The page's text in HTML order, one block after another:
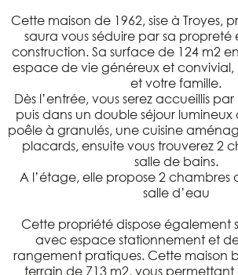
Cette maison de 1962, sise à Troyes,
saura vous séduire par sa propreté
construction. Sa surface de 124 m2
espace de vie généreux et
et votre famille.
Dès l’entrée, vous serez accueillis
puis dans un double séjour
poêle à granulés, une cuisine
placards, ensuite vous trouverez 2
salle de bains.
A l’étage, elle propose 2 chambres
salle d’eau
Cette propriété dispose également
avec espace stationnement et
rangement pratiques. Cette maison
terrain de 713 m2, vous permettant